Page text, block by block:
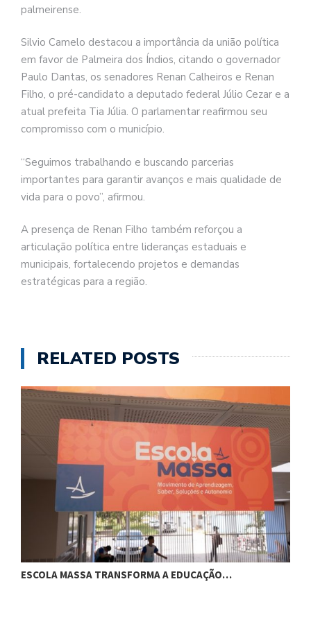
palmeirense.
Silvio Camelo destacou a importância da união política
em favor de Palmeira dos Índios, citando o governador
Paulo Dantas, os senadores Renan Calheiros e Renan
Filho, o pré-candidato a deputado federal Júlio Cezar e a
atual prefeita Tia Júlia. O parlamentar reafirmou seu
compromisso com o município.
“Seguimos trabalhando e buscando parcerias
importantes para garantir avanços e mais qualidade de
vida para o povo”, afirmou.
A presença de Renan Filho também reforçou a
articulação política entre lideranças estaduais e
municipais, fortalecendo projetos e demandas
estratégicas para a região.
RELATED POSTS
ESCOLA MASSA TRANSFORMA A EDUCAÇÃO…